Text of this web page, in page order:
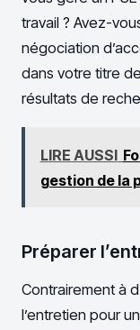
travail ? Avez-
négociation
dans votre titre
résultats de
LIRE AUSSI
gestion de la
Préparer
Contrairement à
l’entretien pour